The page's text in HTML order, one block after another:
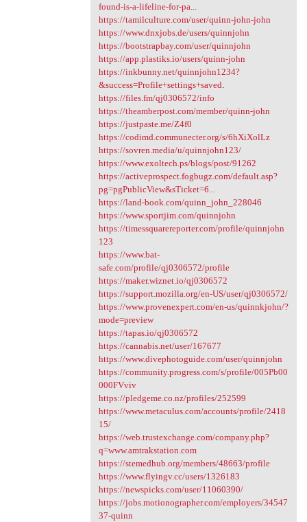
found-is-a-lifeline-for-pa...
https://tamilculture.com/user/quinn-john-john
https://www.dnxjobs.de/users/quinnjohn
https://bootstrapbay.com/user/quinnjohn
https://app.plastiks.io/users/quinn-john
https://inkbunny.net/quinnjohn1234?
&success=Profile+settings+saved
https://files.fm/qj0306572/info
https://theamberpost.com/member/quinn-john
https://justpaste.me/Z4f0
https://codimd.communecter.org/s/6hXiXolLz
https://sovren.media/u/quinnjohn123/
https://www.exoltech.ps/blogs/post/91262
https://activeprospect.fogbugz.com/default.asp?
pg=pgPublicView&sTicket=6...
https://land-book.com/quinn_john_228046
https://www.sportjim.com/quinnjohn
https://timessquarereporter.com/profile/quinnjohn
123
https://www.bat-
safe.com/profile/qj0306572/profile
https://maker.wiznet.io/qj0306572
https://support.mozilla.org/en-US/user/qj0306572/
https://www.provenexpert.com/en-us/quinnkjohn/?
mode=preview
https://tapas.io/qj0306572
https://cannabis.net/user/167677
https://www.divephotoguide.com/user/quinnjohn
https://community.progress.com/s/profile/005Pb00
000FVviv
https://pledgeme.co.nz/profiles/252599
https://www.metaculus.com/accounts/profile/2418
15/
https://web.trustexchange.com/company.php?
q=www.amtrakstation.com
https://stemedhub.org/members/48663/profile
https://www.flyingv.cc/users/1326183
https://newspicks.com/user/11060390/
https://jobs.motionographer.com/employers/34547
37-quinn